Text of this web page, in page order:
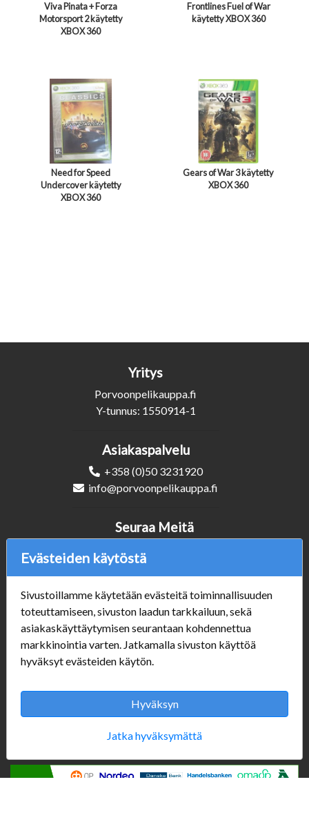
Viva Pinata + Forza
Motorsport 2 käytetty
XBOX 360
Frontlines Fuel of War
käytetty XBOX 360
Need for Speed
Undercover käytetty
XBOX 360
Gears of War 3 käytetty
XBOX 360
Yritys
Porvoonpelikauppa.fi
Y-tunnus: 1550914-1
Asiakaspalvelu
+358 (0)50 3231920
info@porvoonpelikauppa.fi
Verkkokauppa
#Yhteiskuntavastuu
#porvoonsithlord
Tilaus- ja toimitusehdot
ALE TUOTTEET
Aukioloajat:
Seuraa Meitä
Evästeiden käytöstä
Sivustoillamme käytetään evästeitä toiminnallisuuden
toteuttamiseen, sivuston laadun tarkkailuun, sekä
asiakaskäyttäytymisen seurantaan kohdennettua
markkinointia varten. Jatkamalla sivuston käyttöä
hyväksyt evästeiden käytön.
Hyväksyn
Jatka hyväksymättä